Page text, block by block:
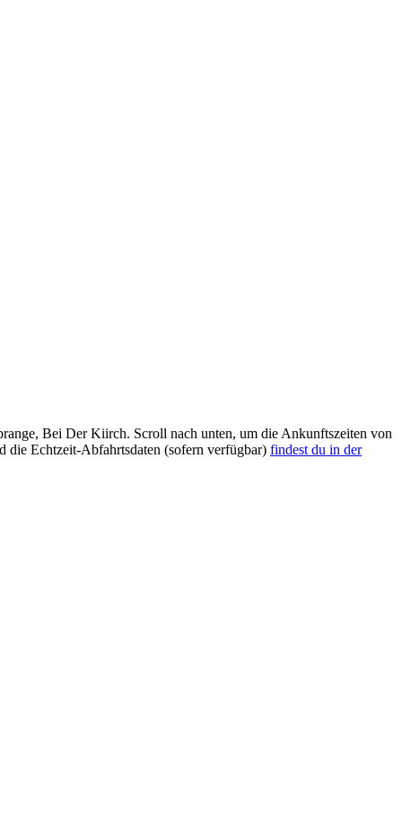
Bei Der Kiirch. Scroll nach unten, um die Ankunftszeiten von
die Echtzeit-Abfahrtsdaten (sofern verfügbar) findest du in der